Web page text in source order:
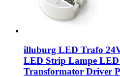
illuburg LED Trafo
LED Strip Lampe LED
Transformator Driver